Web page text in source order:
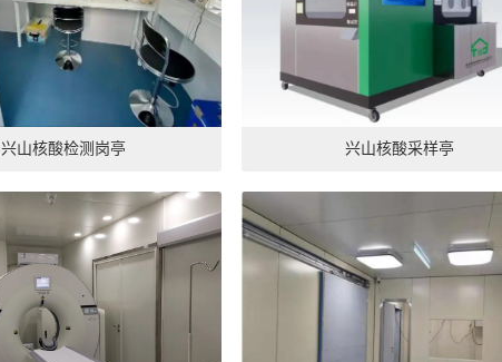
兴山核酸检测岗亭 兴山核酸采样亭